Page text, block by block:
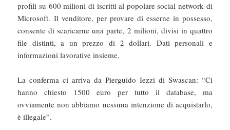
profili su 600 milioni di iscritti al popolare social network di
Microsoft. Il venditore, per provare di esserne in possesso,
consente di scaricarne una parte, 2 milioni, divisi in quattro
file distinti, a un prezzo di 2 dollari. Dati personali e
informazioni lavorative insieme.
La conferma ci arriva da Pierguido Iezzi di Swascan: “Ci
hanno chiesto 1500 euro per tutto il database, ma
ovviamente non abbiamo nessuna intenzione di acquistarlo,
è illegale”.